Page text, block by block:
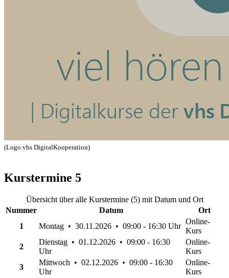
(Logo vhs DigitalKooperation)
Kurstermine 5
Übersicht über alle Kurstermine (5) mit Datum und Ort
Nummer
Datum
Ort
1
Montag • 30.11.2026 • 09:00 - 16:30 Uhr
Online-
Kurs
2
Dienstag • 01.12.2026 • 09:00 - 16:30
Uhr
Online-
Kurs
3
Mittwoch • 02.12.2026 • 09:00 - 16:30
Uhr
Online-
Kurs